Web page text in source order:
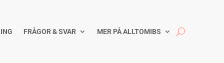
FRÅGOR & SVAR MER PÅ ALLTOMIBS